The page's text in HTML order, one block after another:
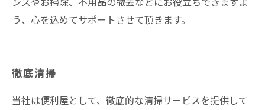
う、心を込めてサポートさせて頂きます。
徹底清掃
当社は便利屋として、徹底的な清掃サービスを提供して